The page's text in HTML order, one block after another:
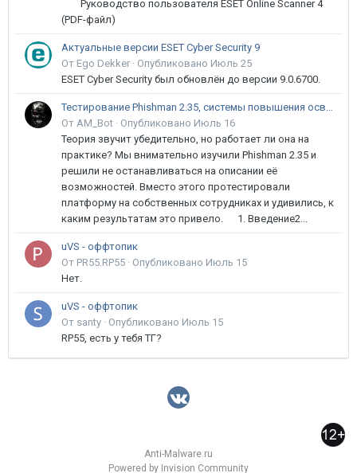
Руководство пользователя ESET Online Scanner 4
(PDF-файл)
Актуальные версии ESET Cyber Security 9
От Ego Dekker · Опубликовано Июль 25
ESET Cyber Security был обновлён до версии 9.0.6700.
Тестирование Phishman 2.35, системы повышения осведомлённости пользователей в сфере ИБ
От AM_Bot · Опубликовано Июль 16
Теория звучит убедительно, но работает ли она на
практике? Мы внимательно изучили Phishman 2.35 и
решили не останавливаться на описании её
возможностей. Вместо этого протестировали
платформу на собственных сотрудниках и удивились, к
каким результатам это привело. 1. Введение2...
uVS - оффтопик
От PR55.RP55 · Опубликовано Июль 15
Нет.
uVS - оффтопик
От santy · Опубликовано Июль 15
RP55, есть у тебя ТГ?
Anti-Malware.ru
Powered by Invision Community